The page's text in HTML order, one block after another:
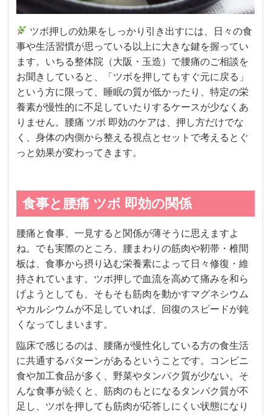
ツボ押しの効果をしっかり引き出すには、日々の食
事や生活習慣が思っている以上に大きな鍵を握ってい
ます。いちる整体院（大阪・玉造）で腰痛のご相談を
お聞きしていると、「ツボを押してもすぐ元に戻る」
という方に限って、睡眠の質が低かったり、特定の栄
養素が慢性的に不足していたりするケースが少なくあ
りません。腰痛 ツボ 即効のケアは、押し方だけでな
く、身体の内側から整える視点とセットで考えるとぐ
っと効果が変わってきます。
食事と腰痛 ツボ 即効の関係
腰痛と食事、一見すると関係が薄そうに思えますよ
ね。でも実際のところ、腰まわりの筋肉や靭帯・椎間
板は、食事から摂り込む栄養素によって日々修復・維
持されています。ツボ押しで血流を高めて痛みを和ら
げようとしても、そもそも筋肉を動かすマグネシウム
やカルシウムが不足していれば、回復のスピードが鈍
くなってしまいます。
臨床で感じるのは、腰痛が慢性化している方の食生活
に共通するパターンがあるということです。コンビニ
食や加工食品が多く、野菜やタンパク質が少ない。そ
んな食事が続くと、筋肉のもとになるタンパク質が不
足し、ツボを押しても筋肉が応答しにくい状態になり